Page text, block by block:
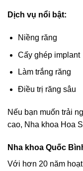
Dịch vụ nổi bật:
Niềng răng
Cấy ghép implant
Làm trắng răng
Điều trị răng sâu
Nếu bạn muốn trải
cao, Nha khoa Hoa
Nha khoa Quốc
Với hơn 20 năm